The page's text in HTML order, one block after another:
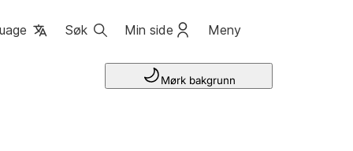
Søk Min side Meny
Mørk bakgrunn